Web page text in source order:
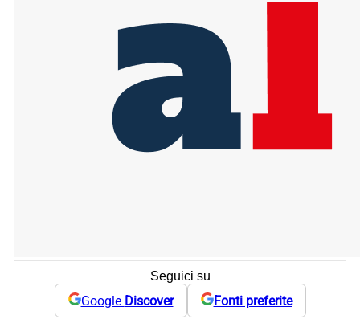
Seguici su
Google Discover Fonti preferite